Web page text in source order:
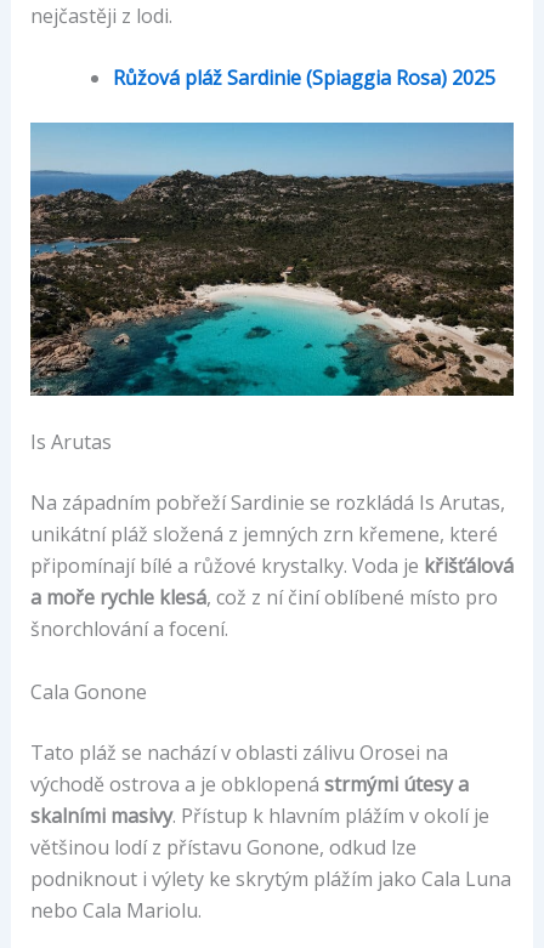
nejčastěji z lodi.
Růžová pláž Sardinie (Spiaggia Rosa) 2025
Is Arutas
Na západním pobřeží Sardinie se rozkládá Is Arutas,
unikátní pláž složená z jemných zrn křemene, které
připomínají bílé a růžové krystalky. Voda je křišťálová
a moře rychle klesá, což z ní činí oblíbené místo pro
šnorchlování a focení.
Cala Gonone
Tato pláž se nachází v oblasti zálivu Orosei na
východě ostrova a je obklopená strmými útesy a
skalními masivy. Přístup k hlavním plážím v okolí je
většinou lodí z přístavu Gonone, odkud lze
podniknout i výlety ke skrytým plážím jako Cala Luna
nebo Cala Mariolu.